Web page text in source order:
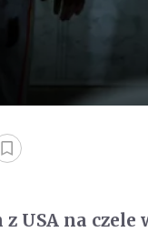
USA na czele